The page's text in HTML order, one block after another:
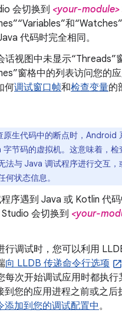
会切换到 <your-module>
和
代码时完全相同。
话视图中未显示“Threads”
窗格中的列表访问您的
何调试窗口帧和检查变量的
原生代码中的断点时，Android
字节码的虚拟机。这意味着，检
法与 Java 调试程序进行交互
何状态信息。
序遇到 Java 或 Kotlin 代
会切换到 <your-
行调试时，您可以利用
向 LLDB 传递命令行选项
每次开始调试应用时都执行
到您的应用进程之前或之后
添加到您的调试配置中。